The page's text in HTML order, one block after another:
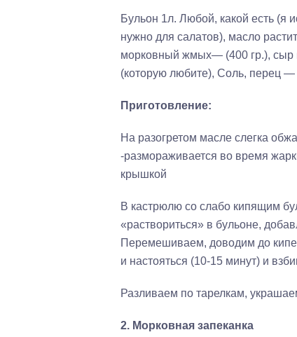
Бульон 1л. Любой, какой есть (я
нужно для салатов), масло
морковный жмых— (400 гр.), сыр
(которую любите), Соль, перец —
Приготовление:
На разогретом масле слегка
-размораживается во время
крышкой
В кастрюлю со слабо кипящим
«раствориться» в бульоне,
Перемешиваем, доводим до
и настояться (10-15 минут) и
Разливаем по тарелкам,
2. Морковная запеканка